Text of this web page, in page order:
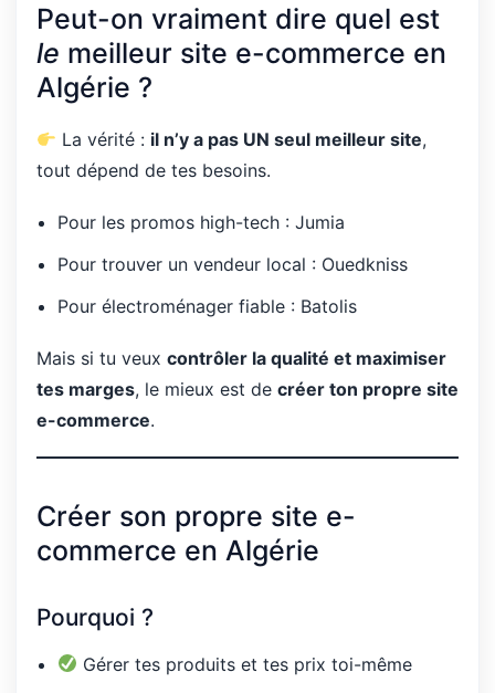
Peut-on vraiment dire quel est
le meilleur site e-commerce en
Algérie ?
La vérité : il n’y a pas UN seul meilleur site,
tout dépend de tes besoins.
Pour les promos high-tech : Jumia
Pour trouver un vendeur local : Ouedkniss
Pour électroménager fiable : Batolis
Mais si tu veux contrôler la qualité et maximiser
tes marges, le mieux est de créer ton propre site
e-commerce.
Créer son propre site e-
commerce en Algérie
Pourquoi ?
Gérer tes produits et tes prix toi-même